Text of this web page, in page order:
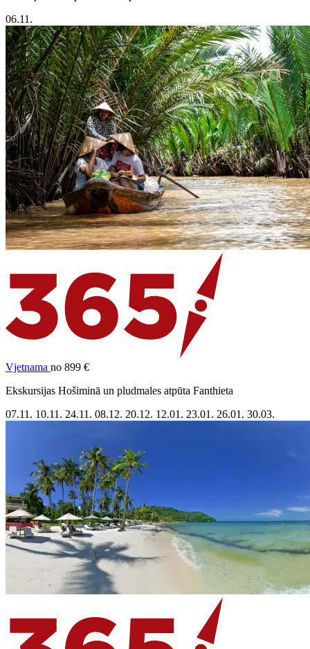
06.11.
Vjetnama no 899 €
Ekskursijas Hošiminā un pludmales atpūta Fanthieta
07.11. 10.11. 24.11. 08.12. 20.12. 12.01. 23.01. 26.01. 30.03.